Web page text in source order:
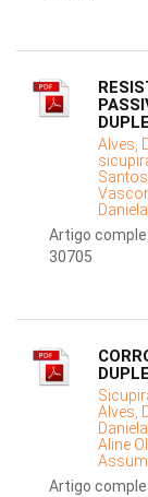
Alves,
Artigo
30705
Alves,
Aline
Artigo